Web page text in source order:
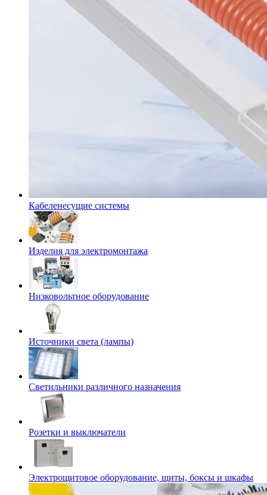
Кабеленесущие системы
Изделия для электромонтажа
Низковольтное оборудование
Источники света (лампы)
Светильники различного назначения
Розетки и выключатели
Электрощитовое оборудование, щиты, боксы и шкафы